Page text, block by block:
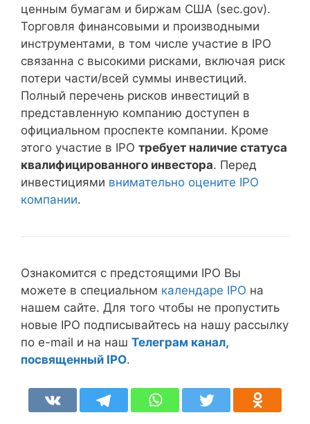
ценным бумагам и биржам США (sec.gov).
Торговля финансовыми и производными
инструментами, в том числе участие в IPO
связанна с высокими рисками, включая риск
потери части/всей суммы инвестиций.
Полный перечень рисков инвестиций в
представленную компанию доступен в
официальном проспекте компании. Кроме
этого участие в IPO требует наличие статуса
квалифицированного инвестора. Перед
инвестициями внимательно оцените IPO
компании.
Ознакомится с предстоящими IPO Вы
можете в специальном календаре IPO на
нашем сайте. Для того чтобы не пропустить
новые IPO подписывайтесь на нашу рассылку
по e-mail и на наш Телеграм канал,
посвященный IPO.